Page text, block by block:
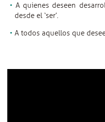
A quienes deseen
desde el ‘ser’.
A todos aquellos que